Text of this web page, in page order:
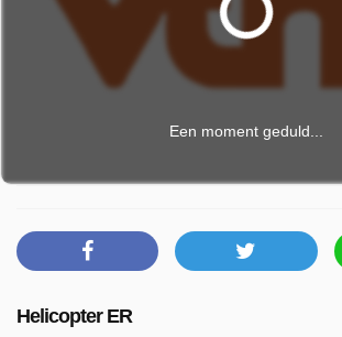
Een moment geduld...
Helicopter ER